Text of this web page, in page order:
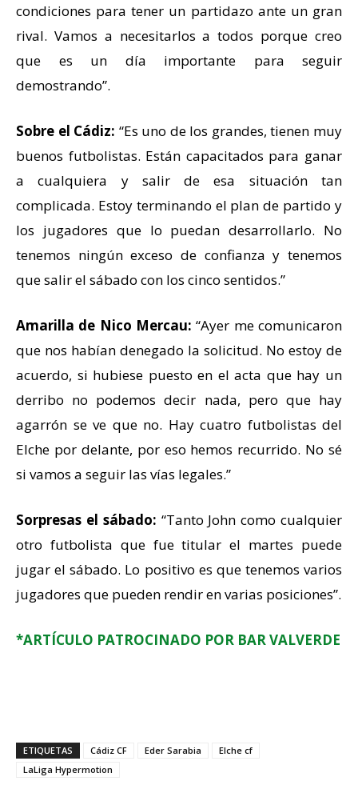
condiciones para tener un partidazo ante un gran
rival. Vamos a necesitarlos a todos porque creo
que es un día importante para seguir
demostrando”.
Sobre el Cádiz: “Es uno de los grandes, tienen muy
buenos futbolistas. Están capacitados para ganar
a cualquiera y salir de esa situación tan
complicada. Estoy terminando el plan de partido y
los jugadores que lo puedan desarrollarlo. No
tenemos ningún exceso de confianza y tenemos
que salir el sábado con los cinco sentidos.”
Amarilla de Nico Mercau: “Ayer me comunicaron
que nos habían denegado la solicitud. No estoy de
acuerdo, si hubiese puesto en el acta que hay un
derribo no podemos decir nada, pero que hay
agarrón se ve que no. Hay cuatro futbolistas del
Elche por delante, por eso hemos recurrido. No sé
si vamos a seguir las vías legales.”
Sorpresas el sábado: “Tanto John como cualquier
otro futbolista que fue titular el martes puede
jugar el sábado. Lo positivo es que tenemos varios
jugadores que pueden rendir en varias posiciones”.
*ARTÍCULO PATROCINADO POR BAR VALVERDE
ETIQUETAS Cádiz CF Eder Sarabia
Elche cf
LaLiga Hypermotion